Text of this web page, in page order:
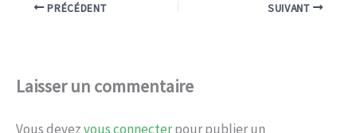
PRÉCÉDENT SUIVANT
Laisser un commentaire
Vous devezvous connecterpour publier un